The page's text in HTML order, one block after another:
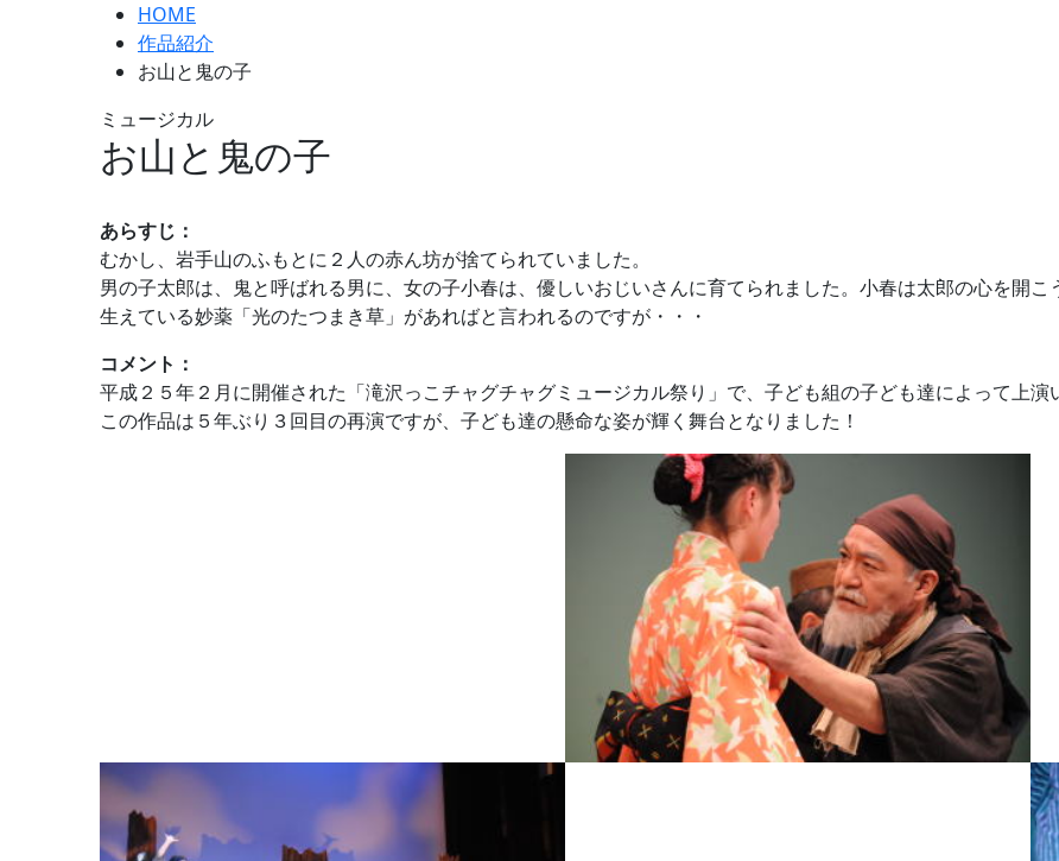
HOME
作品紹介
お山と鬼の子
ミュージカル
お山と鬼の子
あらすじ：
むかし、岩手山のふもとに２人の赤ん坊が捨てられていました。
男の子太郎は、鬼と呼ばれる男に、女の子小春は、優しいおじいさんに育てられました。小春は太郎の心を開
生えている妙薬「光のたつまき草」があればと言われるのですが・・・
コメント：
平成２５年２月に開催された「滝沢っこチャグチャグミュージカル祭り」で、子ども組の子ども達によって上演
この作品は５年ぶり３回目の再演ですが、子ども達の懸命な姿が輝く舞台となりました！